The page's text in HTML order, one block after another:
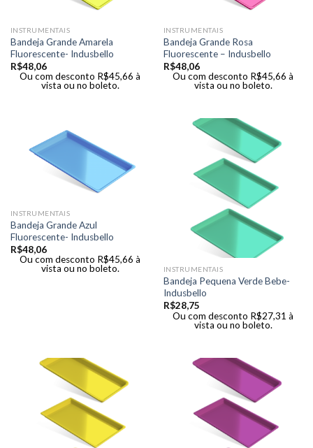
INSTRUMENTAIS
Bandeja Grande Amarela
Fluorescente- Indusbello
R$48,06
Ou com desconto R$45,66 à
vista ou no boleto.
INSTRUMENTAIS
Bandeja Grande Rosa
Fluorescente – Indusbello
R$48,06
Ou com desconto R$45,66 à
vista ou no boleto.
INSTRUMENTAIS
Bandeja Grande Azul
Fluorescente- Indusbello
R$48,06
Ou com desconto R$45,66 à
vista ou no boleto.
INSTRUMENTAIS
Bandeja Pequena Verde Bebe-
Indusbello
R$28,75
Ou com desconto R$27,31 à
vista ou no boleto.